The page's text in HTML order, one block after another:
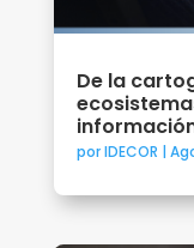
De la
porIDECOR |